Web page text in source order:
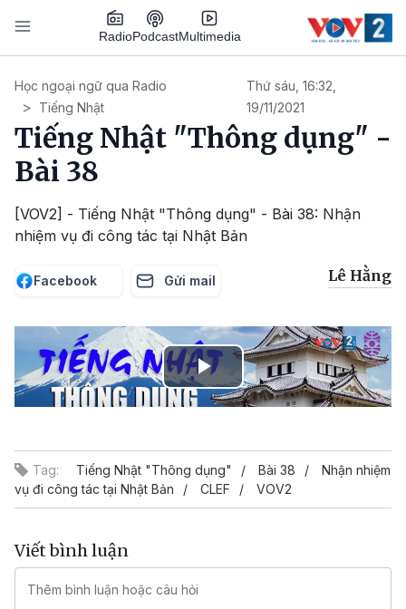
Nhảy đến nội dung
RadioPodcastMultimedia
Học ngoại ngữ qua Radio
Tiếng Nhật
Thứ sáu, 16:32,
19/11/2021
Tiếng Nhật "Thông dụng" -
Bài 38
[VOV2] - Tiếng Nhật "Thông dụng" - Bài 38: Nhận
nhiệm vụ đi công tác tại Nhật Bản
Facebook Gửi mail Lê Hằng
Play
Tag: Tiếng Nhật "Thông dụng" Bài 38
Nhận nhiệm
vụ đi công tác tại Nhật Bản
CLEF VOV2
Viết bình luận